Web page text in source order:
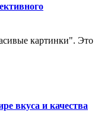
картинки". Это
вкуса и качества